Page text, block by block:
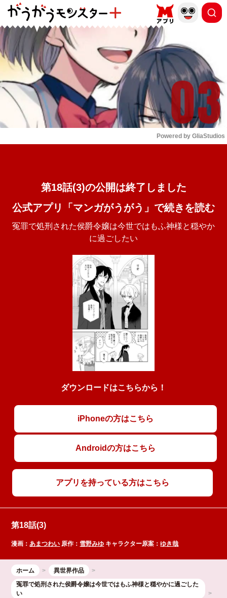
もっと読む
Powered by GliaStudios
第18話(3)の公開は終了しました
公式アプリ「マンガがうがう」で続きを読む
冤罪で処刑された侯爵令嬢は今世ではもふ神様と穏やか
に過ごしたい
ダウンロードはこちらから！
iPhoneの方はこちら
Androidの方はこちら
アプリを持っている方はこちら
第18話(3)
漫画：あまつわい 原作： 雪野みゆ キャラクター原案：ゆき哉
ホーム
異世界作品
冤罪で処刑された侯爵令嬢は今世ではもふ神様と穏やかに過ごした
い